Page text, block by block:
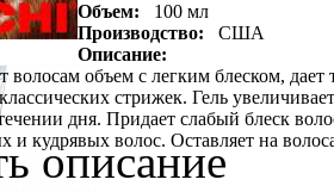
Объем:
100 мл
Производство:
США
Описание:
волосам объем с легким блеском,
стрижек. Гель
дня. Придает слабый блеск
и кудрявых волос. Оставляет на
описание